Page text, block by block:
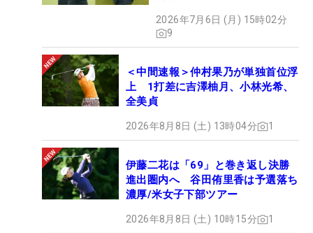
2026年7月6日 (月) 15時02分
9
＜中間速報＞仲村果乃が単独首位浮
上 1打差に吉澤柚月、小林光希、
全美貞
2026年8月8日 (土) 13時04分 1
伊藤二花は「69」と巻き返し決勝
進出圏内へ 谷田侑里香は予選落ち
濃厚/米女子下部ツアー
2026年8月8日 (土) 10時15分 1